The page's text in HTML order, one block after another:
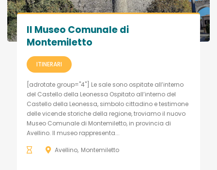
Il Museo Comunale di
Montemiletto
ITINERARI
[adrotate group="4"] Le sale sono ospitate all’interno
del Castello della Leonessa Ospitato all’interno del
Castello della Leonessa, simbolo cittadino e testimone
delle vicende storiche della regione, troviamo il nuovo
Museo Comunale di Montemiletto, in provincia di
Avellino. Il museo rappresenta...
Avellino Montemiletto